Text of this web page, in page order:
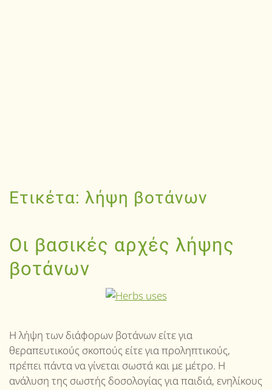
Ετικέτα: λήψη βοτάνων
Οι βασικές αρχές λήψης
βοτάνων
Η λήψη των διάφορων βοτάνων είτε για
θεραπευτικούς σκοπούς είτε για προληπτικούς,
πρέπει πάντα να γίνεται σωστά και με μέτρο. Η
ανάλυση της σωστής δοσολογίας για παιδιά, ενηλίκους